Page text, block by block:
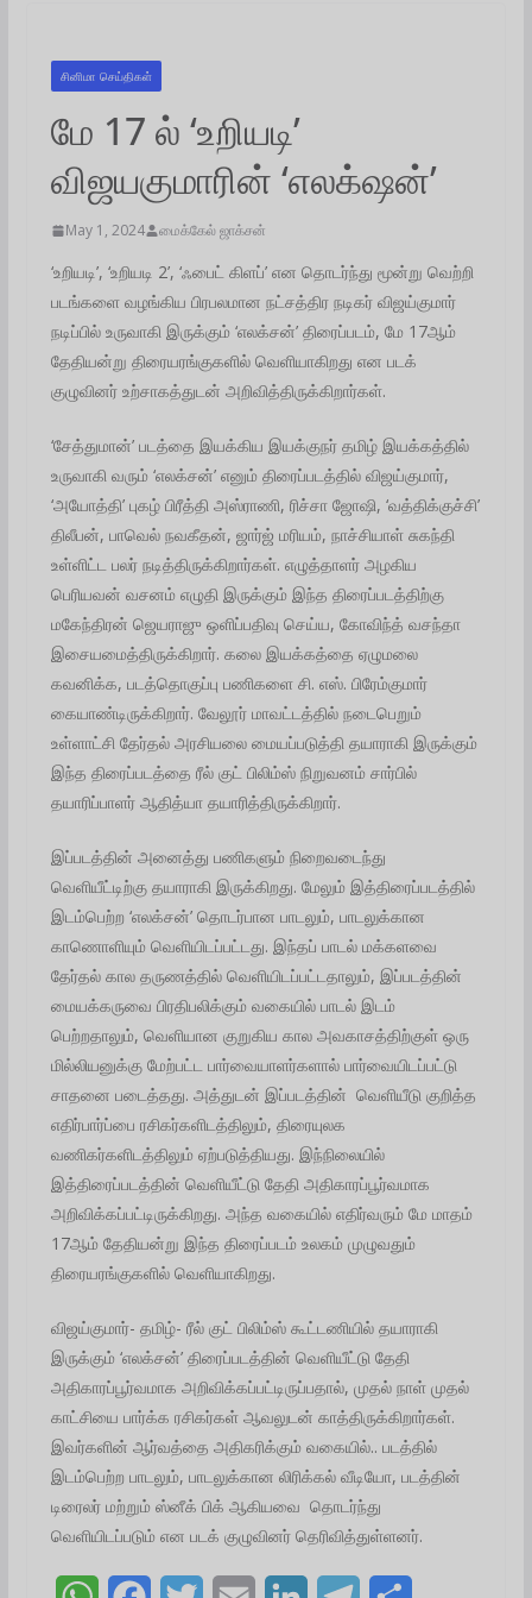
சினிமா செய்திகள்
மே 17 ல் ‘உறியடி’
விஜயகுமாரின் ‘எலக்‌ஷன்’
May 1, 2024 மைக்கேல் ஜாக்சன்
‘உறியடி’, ‘உறியடி 2’, ‘ஃபைட் கிளப்’ என தொடர்ந்து மூன்று வெற்றி
படங்களை வழங்கிய பிரபலமான நட்சத்திர நடிகர் விஜய்குமார்
நடிப்பில் உருவாகி இருக்கும் ‘எலக்சன்’ திரைப்படம், மே 17ஆம்
தேதியன்று திரையரங்குகளில் வெளியாகிறது என படக்
குழுவினர் உற்சாகத்துடன் அறிவித்திருக்கிறார்கள்.‌
‘சேத்துமான்’ படத்தை இயக்கிய இயக்குநர் தமிழ் இயக்கத்தில்
உருவாகி வரும் ‘எலக்சன்’ எனும் திரைப்படத்தில் விஜய்குமார்,
‘அயோத்தி’ புகழ் பிரீத்தி அஸ்ராணி, ரிச்சா ஜோஷி, ‘வத்திக்குச்சி’
திலீபன், பாவெல் நவகீதன், ஜார்ஜ் மரியம், நாச்சியாள் சுகந்தி
உள்ளிட்ட பலர் நடித்திருக்கிறார்கள். எழுத்தாளர் அழகிய
பெரியவன் வசனம் எழுதி இருக்கும் இந்த திரைப்படத்திற்கு
மகேந்திரன் ஜெயராஜு ஒளிப்பதிவு செய்ய, கோவிந்த் வசந்தா
இசையமைத்திருக்கிறார். கலை இயக்கத்தை ஏழுமலை
கவனிக்க, படத்தொகுப்பு பணிகளை சி. எஸ். பிரேம்குமார்
கையாண்டிருக்கிறார். வேலூர் மாவட்டத்தில் நடைபெறும்
உள்ளாட்சி தேர்தல் அரசியலை மையப்படுத்தி தயாராகி இருக்கும்
இந்த திரைப்படத்தை ரீல் குட் பிலிம்ஸ் நிறுவனம் சார்பில்
தயாரிப்பாளர் ஆதித்யா தயாரித்திருக்கிறார்.
இப்படத்தின் அனைத்து பணிகளும் நிறைவடைந்து
வெளியீட்டிற்கு தயாராகி இருக்கிறது. மேலும் இத்திரைப்படத்தில்
இடம்பெற்ற ‘எலக்சன்’ தொடர்பான பாடலும், பாடலுக்கான
காணொளியும் வெளியிடப்பட்டது. இந்தப் பாடல் மக்களவை
தேர்தல் கால தருணத்தில் வெளியிடப்பட்டதாலும், இப்படத்தின்
மையக்கருவை பிரதிபலிக்கும் வகையில் பாடல் இடம்
பெற்றதாலும், வெளியான குறுகிய கால அவகாசத்திற்குள் ஒரு
மில்லியனுக்கு மேற்பட்ட பார்வையாளர்களால் பார்வையிடப்பட்டு
சாதனை படைத்தது. அத்துடன் இப்படத்தின் வெளியீடு குறித்த
எதிர்பார்ப்பை ரசிகர்களிடத்திலும், திரையுலக
வணிகர்களிடத்திலும் ஏற்படுத்தியது. இந்நிலையில்
இத்திரைப்படத்தின் வெளியீட்டு தேதி அதிகாரப்பூர்வமாக
அறிவிக்கப்பட்டிருக்கிறது.‌ அந்த வகையில் எதிர்வரும் மே மாதம்
17ஆம் தேதியன்று இந்த திரைப்படம் உலகம் முழுவதும்
திரையரங்குகளில் வெளியாகிறது.
விஜய்குமார்- தமிழ்- ரீல் குட் பிலிம்ஸ் கூட்டணியில் தயாராகி
இருக்கும் ‘எலக்சன்’ திரைப்படத்தின் வெளியீட்டு தேதி
அதிகாரப்பூர்வமாக அறிவிக்கப்பட்டிருப்பதால், முதல் நாள் முதல்
காட்சியை பார்க்க ரசிகர்கள் ஆவலுடன் காத்திருக்கிறார்கள்.
இவர்களின் ஆர்வத்தை அதிகரிக்கும் வகையில்.. படத்தில்
இடம்பெற்ற பாடலும், பாடலுக்கான லிரிக்கல் வீடியோ, படத்தின்
டிரைலர் மற்றும் ஸ்னீக் பிக் ஆகியவை தொடர்ந்து
வெளியிடப்படும் என படக் குழுவினர் தெரிவித்துள்ளனர்.